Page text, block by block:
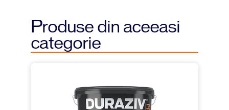
Produse din aceeasi
categorie